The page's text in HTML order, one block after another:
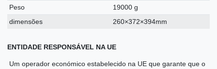
Peso
19000 g
dimensões
260×372×394mm
ENTIDADE RESPONSÁVEL NA UE
Um operador económico estabelecido na UE que garante que o